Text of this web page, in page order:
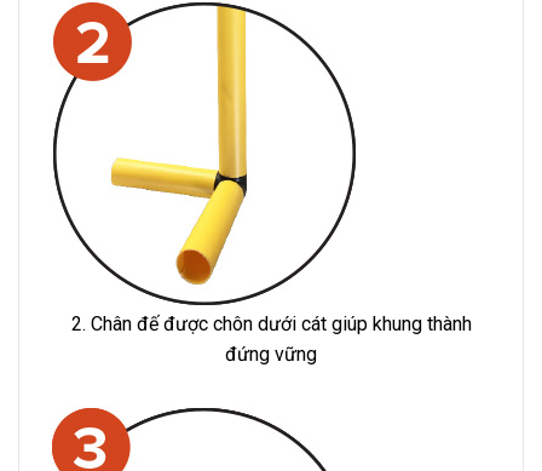
2. Chân đế được chôn dưới cát giúp khung thành
đứng vững